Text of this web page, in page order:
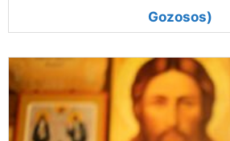
Gozosos)